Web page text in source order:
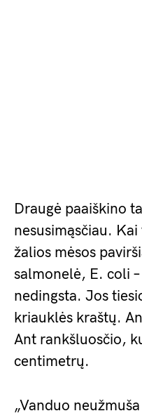
Draugė paaiškino
nesusimąsčiau.
žalios mėsos
salmonelė, E. coli
nedingsta. Jos
kriauklės kraštų.
Ant rankšluosčio,
centimetrų.
„Vanduo